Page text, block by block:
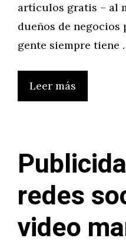
artículos gratis – al
dueños de negocios
gente siempre tiene
Leer más
redes
video